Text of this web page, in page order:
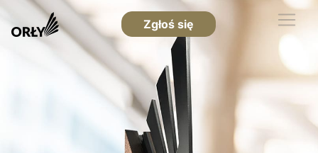
Zgłoś się